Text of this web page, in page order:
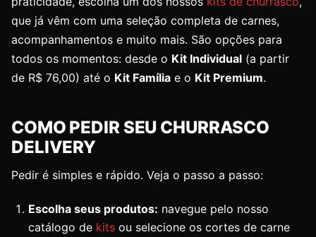
que já vêm com uma seleção completa de carnes,
acompanhamentos e muito mais. São opções para
todos os momentos: desde o Kit Individual (a partir
de R$ 76,00) até o Kit Família e o Kit Premium.
COMO PEDIR SEU CHURRASCO
DELIVERY
Pedir é simples e rápido. Veja o passo a passo:
Escolha seus produtos: navegue pelo nosso
catálogo de kits ou selecione os cortes de carne